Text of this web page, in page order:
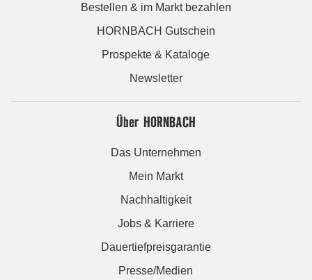
Bestellen & im Markt bezahlen
HORNBACH Gutschein
Prospekte & Kataloge
Newsletter
Über HORNBACH
Das Unternehmen
Mein Markt
Nachhaltigkeit
Jobs & Karriere
Dauertiefpreisgarantie
Presse/Medien